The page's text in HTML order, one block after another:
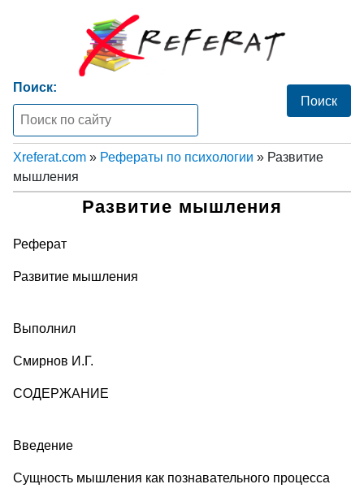
Поиск:
Xreferat.com » Рефераты по психологии » Развитие
мышления
Развитие мышления
Реферат
Развитие мышления
Выполнил
Смирнов И.Г.
СОДЕРЖАНИЕ
Введение
Сущность мышления как познавательного процесса